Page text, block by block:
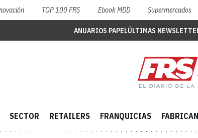
TOP 100 FRS Ebook MDD Supermercados
ANUARIOS PAPELÚLTIMAS
SECTOR RETAILERS FRANQUICIAS